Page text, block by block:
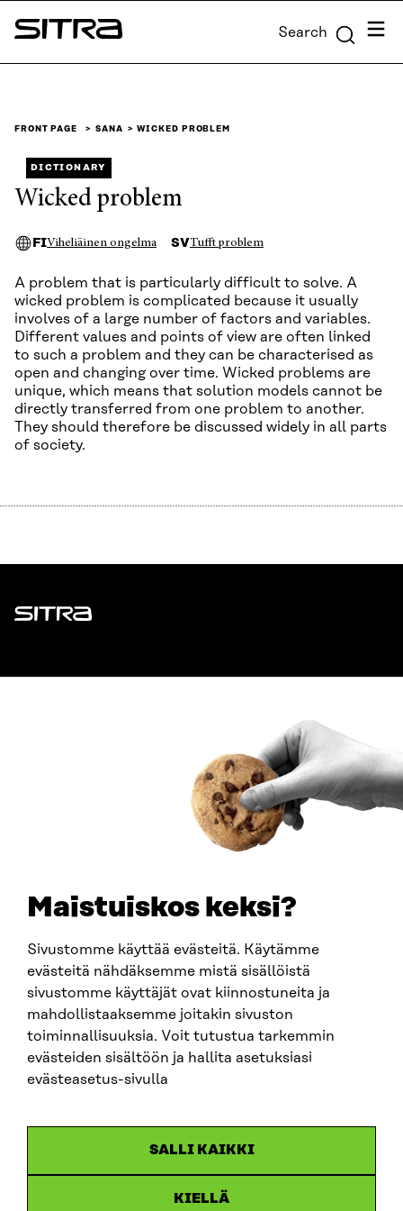
Maistuiskos keksi?
Sivustomme käyttää evästeitä. Käytämme
evästeitä nähdäksemme mistä sisällöistä
sivustomme käyttäjät ovat kiinnostuneita ja
mahdollistaaksemme joitakin sivuston
toiminnallisuuksia. Voit tutustua tarkemmin
evästeiden sisältöön ja hallita asetuksiasi
evästeasetus-sivulla
SALLI KAIKKI
KIELLÄ
Skip to
content
Sitra Search Menu
FRONT PAGE SANA WICKED PROBLEM
DICTIONARY
Wicked problem
FIViheliäinen ongelma SVTufft problem
A problem that is particularly difficult to solve. A
wicked problem is complicated because it usually
involves of a large number of factors and variables.
Different values and points of view are often linked
to such a problem and they can be characterised as
open and changing over time. Wicked problems are
unique, which means that solution models cannot be
directly transferred from one problem to another.
They should therefore be discussed widely in all parts
of society.
Sitra
firstname.lastname@sitra.fi
SITRA ON SOCIAL MEDIA
LinkedIn
Instagram